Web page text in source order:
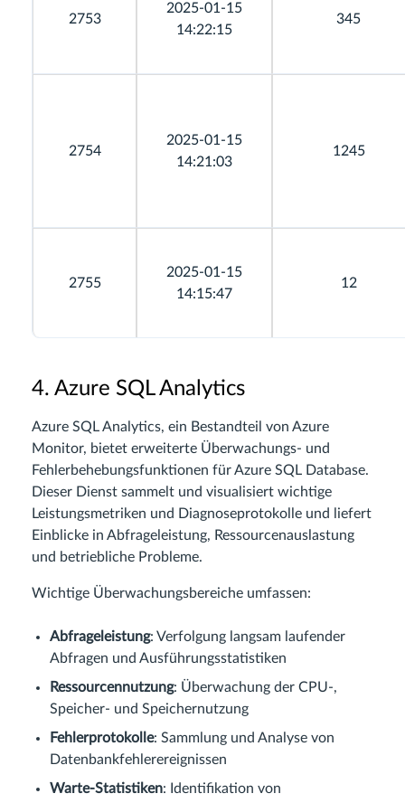
2753
2025-01-15
14:22:15
345
2754
2025-01-15
14:21:03
1245
2755
2025-01-15
14:15:47
12
4. Azure SQL Analytics
Azure SQL Analytics, ein Bestandteil von Azure
Monitor, bietet erweiterte Überwachungs- und
Fehlerbehebungsfunktionen für Azure SQL Database.
Dieser Dienst sammelt und visualisiert wichtige
Leistungsmetriken und Diagnoseprotokolle und liefert
Einblicke in Abfrageleistung, Ressourcenauslastung
und betriebliche Probleme.
Wichtige Überwachungsbereiche umfassen:
Abfrageleistung: Verfolgung langsam laufender
Abfragen und Ausführungsstatistiken
Ressourcennutzung: Überwachung der CPU-,
Speicher- und Speichernutzung
Fehlerprotokolle: Sammlung und Analyse von
Datenbankfehlerereignissen
Warte-Statistiken: Identifikation von